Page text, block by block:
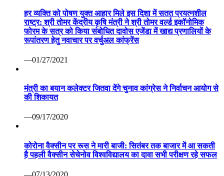
हर व्यक्ति को पोषण युक्त आहार मिले इस दिशा में सतत प्रयत्नशील
राष्ट्र: श्री तोमर केंद्रीय कृषि मंत्री ने श्री तोमर वर्ल्ड इकॉनोमिक
फोरम के सत्र को किया संबोधित दावोस एजेंडा में खाद्य प्रणालियों के
रूपांतरण हेतु नवाचार पर वर्चुअल कांफ्रेंस
—01/27/2021
मंत्री का बयान कलेक्टर जितवा देंगे चुनाव कांग्रेस ने निर्वाचन आयोग से
की शिकायत
—09/17/2020
कोरोना वैक्सीन पर रूस ने मारी बाजी: सितंबर तक बाजार में आ सकती
है पहली वैक्सीन सेचेनोव विश्वविद्यालय का दावा सभी परीक्षण रहे सफल
—07/13/2020